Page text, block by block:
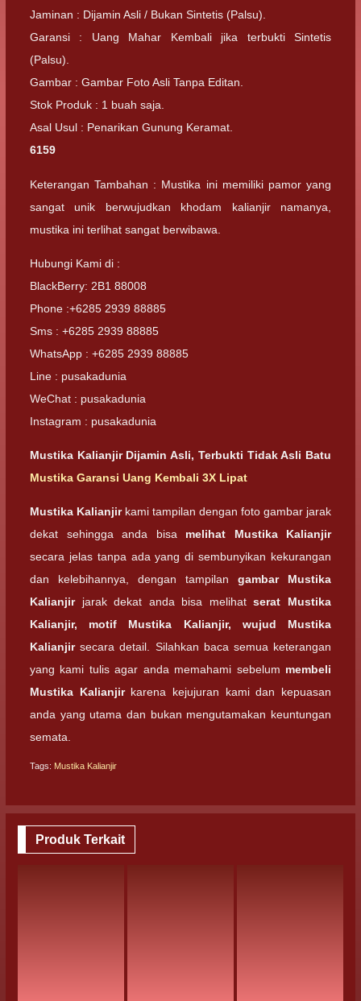
Jaminan : Dijamin Asli / Bukan Sintetis (Palsu).
Garansi : Uang Mahar Kembali jika terbukti Sintetis
(Palsu).
Gambar : Gambar Foto Asli Tanpa Editan.
Stok Produk : 1 buah saja.
Asal Usul : Penarikan Gunung Keramat.
6159
Keterangan Tambahan : Mustika ini memiliki pamor yang
sangat unik berwujudkan khodam kalianjir namanya,
mustika ini terlihat sangat berwibawa.
Hubungi Kami di :
BlackBerry: 2B1 88008
Phone :+6285 2939 88885
Sms : +6285 2939 88885
WhatsApp : +6285 2939 88885
Line : pusakadunia
WeChat : pusakadunia
Instagram : pusakadunia
Mustika Kalianjir Dijamin Asli, Terbukti Tidak Asli Batu
Mustika Garansi Uang Kembali 3X Lipat
Mustika Kalianjirkami tampilan dengan foto gambar jarak
dekat sehingga anda bisa melihat
Mustika Kalianjir
secara jelas tanpa ada yang di sembunyikan kekurangan
dan kelebihannya, dengan tampilan gambar
Mustika
Kalianjirjarak dekat anda bisa melihatserat Mustika
Kalianjir, motif Mustika Kalianjir, wujud Mustika
Kalianjirsecara detail. Silahkan baca semua keterangan
yang kami tulis agar anda memahami sebelum membeli
Mustika Kalianjirkarena kejujuran kami dan kepuasan
anda yang utama dan bukan mengutamakan keuntungan
semata.
Tags: Mustika Kalianjir
Produk Terkait